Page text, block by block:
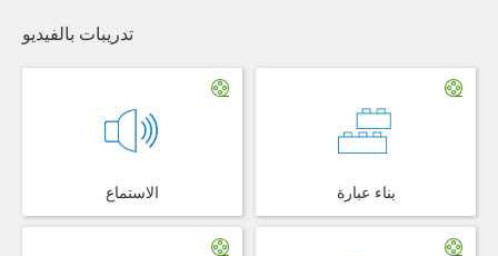
تدريبات بالفيديو
الاستماع بناء عبارة